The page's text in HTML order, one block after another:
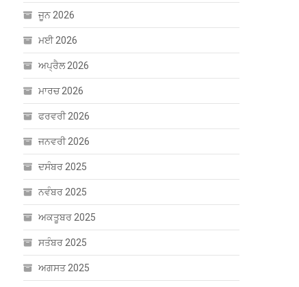
ਜੂਨ 2026
ਮਈ 2026
ਅਪ੍ਰੈਲ 2026
ਮਾਰਚ 2026
ਫਰਵਰੀ 2026
ਜਨਵਰੀ 2026
ਦਸੰਬਰ 2025
ਨਵੰਬਰ 2025
ਅਕਤੂਬਰ 2025
ਸਤੰਬਰ 2025
ਅਗਸਤ 2025